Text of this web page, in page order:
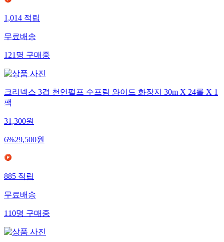
1,014적립
무료배송
121명구매중
크리넥스 3겹 천연펄프 수프림 와이드 화장지 30m X 24롤 X 1
팩
31,300원
6%29,500원
885적립
무료배송
110명구매중